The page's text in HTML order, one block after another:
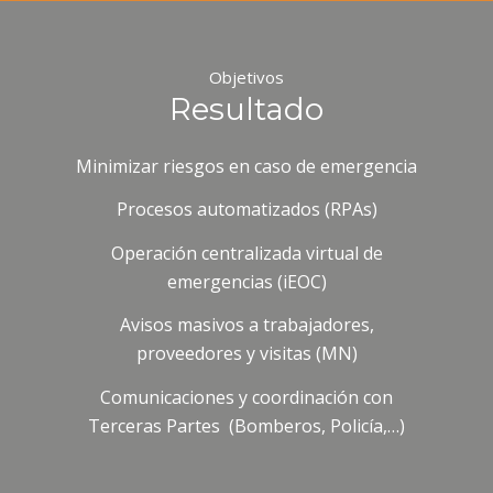
Objetivos
Resultado
Minimizar riesgos en caso de emergencia
Procesos automatizados (RPAs)
Operación centralizada virtual de
emergencias (iEOC)
Avisos masivos a trabajadores,
proveedores y visitas (MN)
Comunicaciones y coordinación con
Terceras Partes (Bomberos, Policía,…)